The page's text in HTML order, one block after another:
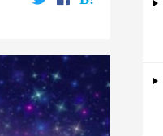
の大三角」と呼ば